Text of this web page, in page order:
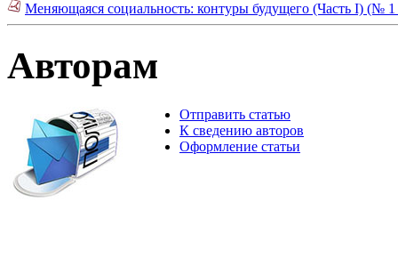
Меняющаяся социальность: контуры будущего (Часть I) (№ 1
Авторам
Отправить статью
К сведению авторов
Оформление статьи